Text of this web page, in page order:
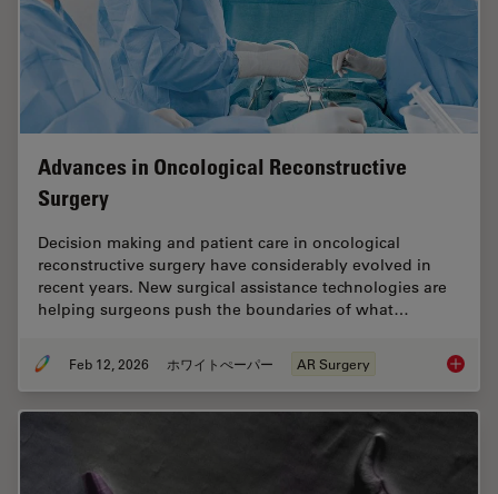
Advances in Oncological Reconstructive
Surgery
Decision making and patient care in oncological
reconstructive surgery have considerably evolved in
recent years. New surgical assistance technologies are
helping surgeons push the boundaries of what…
Feb 12, 2026 ホワイトぺーパー AR Surgery